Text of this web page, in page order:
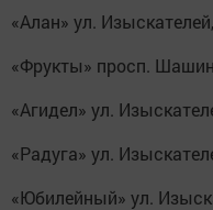
«Алан» ул.
«Фрукты» просп.
«Агидел» ул.
«Радуга» ул.
«Юбилейный» ул.